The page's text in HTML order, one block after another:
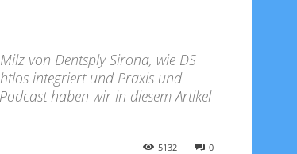
von Dentsply Sirona, wie DS
integriert und Praxis und
haben wir in diesem Artikel
0
5132